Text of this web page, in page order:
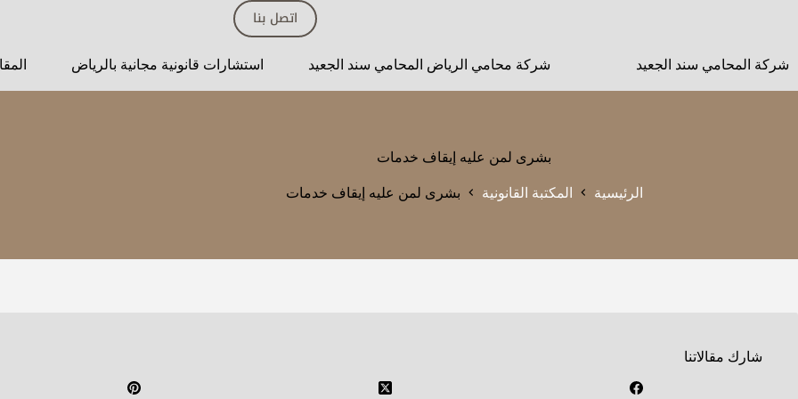
اتصل بنا
شركة المحامي سند الجعيد شركة محامي الرياض المحامي سند الجعيد استشارات قانونية مجانية بالرياض
بشرى لمن عليه إيقاف خدمات
الرئيسية المكتبة القانونية بشرى لمن عليه إيقاف خدمات
شارك مقالاتنا